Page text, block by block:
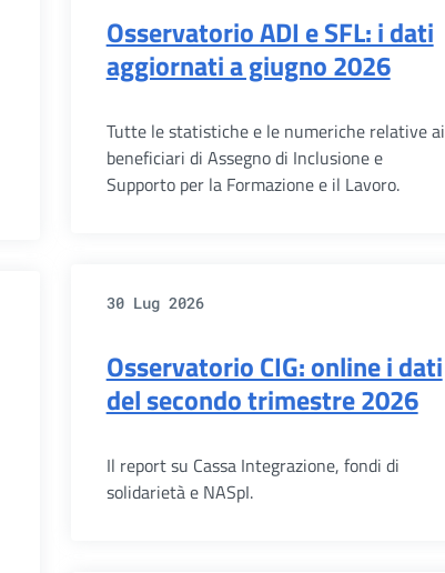
Osservatorio ADI e SFL: i dati
aggiornati a giugno 2026
Tutte le statistiche e le numeriche relative ai
beneficiari di Assegno di Inclusione e
Supporto per la Formazione e il Lavoro.
30 Lug 2026
Osservatorio CIG: online i dati
del secondo trimestre 2026
Il report su Cassa Integrazione, fondi di
solidarietà e NASpI.